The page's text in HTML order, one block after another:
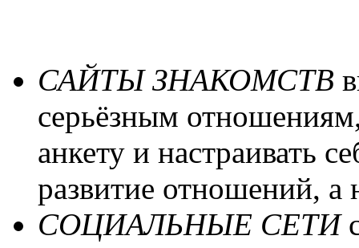
САЙТЫ ЗНАКОМСТВ
серьёзным
анкету и настраивать
развитие отношений, а
СОЦИАЛЬНЫЕ СЕТИ